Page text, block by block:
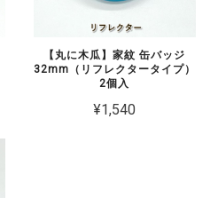
【丸に木瓜】家紋 缶バッジ
32mm（リフレクタータイプ）
2個入
¥1,540